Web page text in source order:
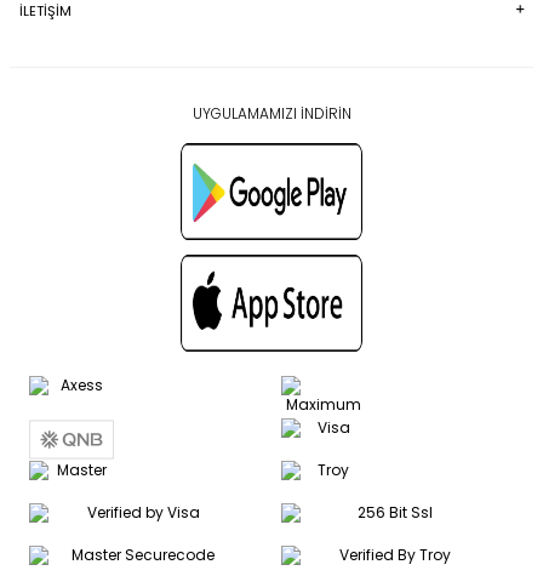
İLETİŞİM
UYGULAMAMIZI İNDİRİN